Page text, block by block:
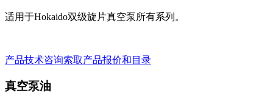
适用于Hokaido双级旋片真空泵所有系列。
产品技术咨询索取产品报价和目录
真空泵油